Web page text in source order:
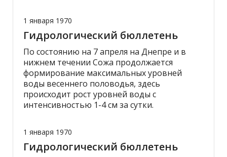
1 января 1970
Гидрологический бюллетень
По состоянию на 7 апреля на Днепре и в
нижнем течении Сожа продолжается
формирование максимальных уровней
воды весеннего половодья, здесь
происходит рост уровней воды с
интенсивностью 1-4 см за сутки.
1 января 1970
Гидрологический бюллетень